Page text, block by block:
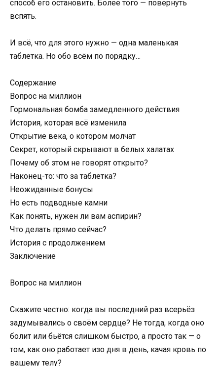
способ его остановить. Более того — повернуть
вспять.
И всё, что для этого нужно — одна маленькая
таблетка. Но обо всём по порядку…
Содержание
Вопрос на миллион
Гормональная бомба замедленного действия
История, которая всё изменила
Открытие века, о котором молчат
Секрет, который скрывают в белых халатах
Почему об этом не говорят открыто?
Наконец-то: что за таблетка?
Неожиданные бонусы
Но есть подводные камни
Как понять, нужен ли вам аспирин?
Что делать прямо сейчас?
История с продолжением
Заключение
Вопрос на миллион
Скажите честно: когда вы последний раз всерьёз
задумывались о своём сердце? Не тогда, когда оно
болит или бьётся слишком быстро, а просто так — о
том, как оно работает изо дня в день, качая кровь по
вашему телу?